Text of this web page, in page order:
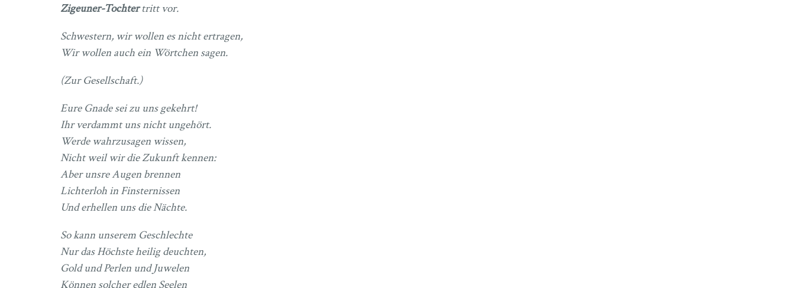
Zigeuner-Tochtertritt vor.
Schwestern, wir wollen es nicht ertragen,
Wir wollen auch ein Wörtchen sagen.
(Zur Gesellschaft.)
Eure Gnade sei zu uns gekehrt!
Ihr verdammt uns nicht ungehört.
Werde wahrzusagen wissen,
Nicht weil wir die Zukunft kennen:
Aber unsre Augen brennen
Lichterloh in Finsternissen
Und erhellen uns die Nächte.
So kann unserem Geschlechte
Nur das Höchste heilig deuchten,
Gold und Perlen und Juwelen
Können solcher edlen Seelen